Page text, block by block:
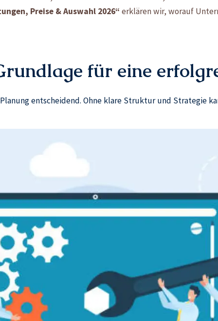
Preise & Auswahl 2026“ erklären wir, worauf
für eine
entscheidend. Ohne klare Struktur und Strategie